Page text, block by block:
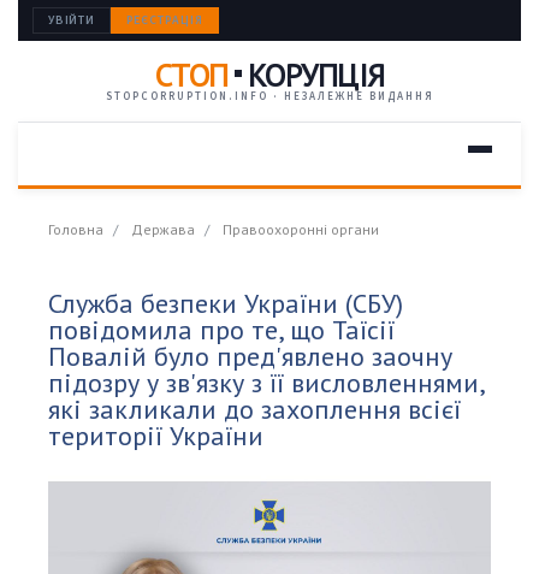
УВІЙТИ РЕЄСТРАЦІЯ
СТОП КОРУПЦІЯ
STOPCORRUPTION.INFO · НЕЗАЛЕЖНЕ ВИДАННЯ
Головна Держава Правоохоронні органи
Служба безпеки України (СБУ)
повідомила про те, що Таїсії
Повалій було пред'явлено заочну
підозру у зв'язку з її висловленнями,
які закликали до захоплення всієї
території України